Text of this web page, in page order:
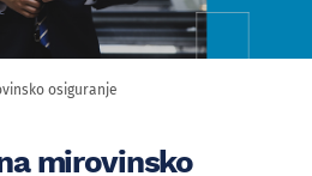
osiguranje
mirovinsko